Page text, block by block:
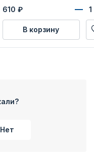
удостоверения
610 ₽
В корзину
Нет